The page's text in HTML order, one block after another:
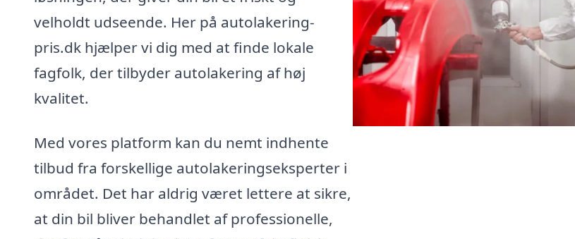
velholdt udseende. Her på autolakering-
pris.dk hjælper vi dig med at finde lokale
fagfolk, der tilbyder autolakering af høj
kvalitet.
Med vores platform kan du nemt indhente
tilbud fra forskellige autolakeringseksperter i
området. Det har aldrig været lettere at sikre,
at din bil bliver behandlet af professionelle,